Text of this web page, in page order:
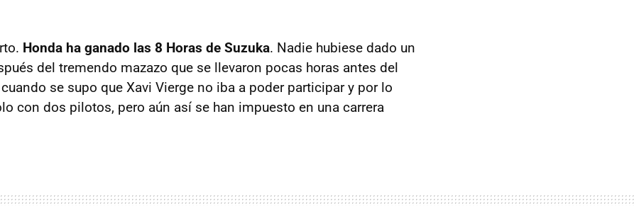
Honda ha ganado las 8 Horas de Suzuka. Nadie hubiese dado un
del tremendo mazazo que se llevaron pocas horas antes del
se supo que Xavi Vierge no iba a poder participar y por lo
con dos pilotos, pero aún así se han impuesto en una carrera